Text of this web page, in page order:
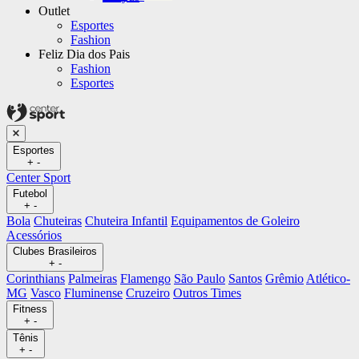
Outlet
Esportes
Fashion
Feliz Dia dos Pais
Fashion
Esportes
Esportes
+ -
Center Sport
Futebol
+ -
Bola Chuteiras Chuteira Infantil Equipamentos de Goleiro
Acessórios
Clubes Brasileiros
+ -
Corinthians Palmeiras Flamengo São Paulo Santos Grêmio Atlético-
MG Vasco Fluminense Cruzeiro Outros Times
Fitness
+ -
Tênis
+ -